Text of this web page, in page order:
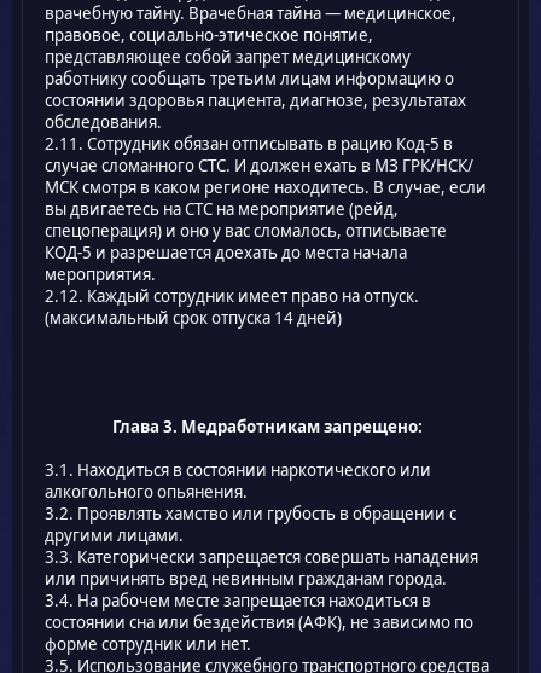
врачебную тайну. Врачебная тайна — медицинское,
правовое, социально-этическое понятие,
представляющее собой запрет медицинскому
работнику сообщать третьим лицам информацию о
состоянии здоровья пациента, диагнозе, результатах
обследования.
2.11. Сотрудник обязан отписывать в рацию Код-5 в
случае сломанного СТС. И должен ехать в МЗ ГРК/НСК/
МСК смотря в каком регионе находитесь. В случае, если
вы двигаетесь на СТС на мероприятие (рейд,
спецоперация) и оно у вас сломалось, отписываете
КОД-5 и разрешается доехать до места начала
мероприятия.
2.12. Каждый сотрудник имеет право на отпуск.
(максимальный срок отпуска 14 дней)
Глава 3. Медработникам запрещено:
3.1. Находиться в состоянии наркотического или
алкогольного опьянения.
3.2. Проявлять хамство или грубость в обращении с
другими лицами.
3.3. Категорически запрещается совершать нападения
или причинять вред невинным гражданам города.
3.4. На рабочем месте запрещается находиться в
состоянии сна или бездействия (АФК), не зависимо по
форме сотрудник или нет.
3.5. Использование служебного транспортного средства